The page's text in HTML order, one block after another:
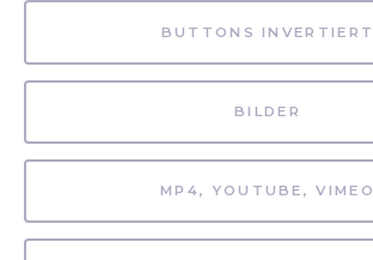
BUTTONS INVERTIERT
BILDER
MP4, YOUTUBE, VIMEO